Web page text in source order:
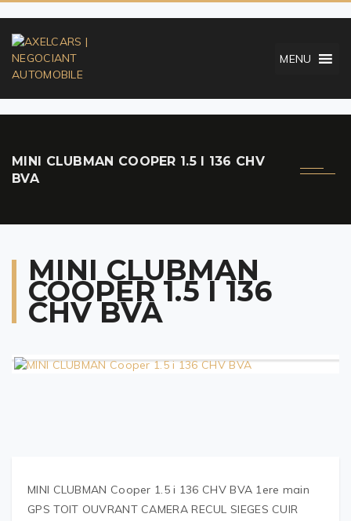
MENU
MINI CLUBMAN COOPER 1.5 I 136 CHV
BVA
MINI CLUBMAN
COOPER 1.5 I 136
CHV BVA
MINI CLUBMAN Cooper 1.5 i 136 CHV BVA 1ere main
GPS TOIT OUVRANT CAMERA RECUL SIEGES CUIR